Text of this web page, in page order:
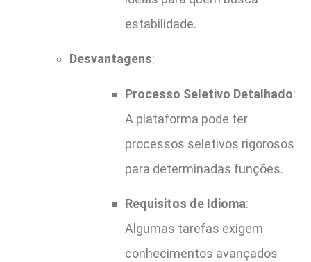
estabilidade.
Desvantagens:
Processo Seletivo Detalhado:
A plataforma pode ter
processos seletivos rigorosos
para determinadas funções.
Requisitos de Idioma:
Algumas tarefas exigem
conhecimentos avançados